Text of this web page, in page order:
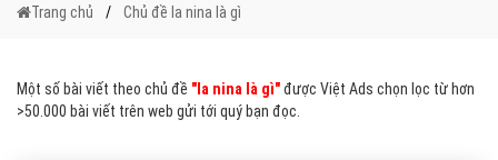
Trang chủ Chủ đề la nina là gì
Một số bài viết theo chủ đề "la nina là gì"được Việt Ads chọn lọc từ hơn
>50.000 bài viết trên web gửi tới quý bạn đọc.